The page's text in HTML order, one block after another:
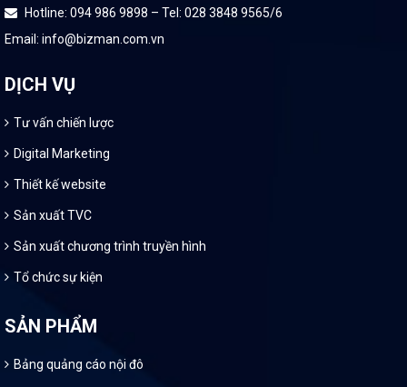
Hotline: 094 986 9898 – Tel: 028 3848 9565/6
Email: info@bizman.com.vn
DỊCH VỤ
Tư vấn chiến lược
Digital Marketing
Thiết kế website
Sản xuất TVC
Sản xuất chương trình truyền hình
Tổ chức sự kiện
SẢN PHẨM
Bảng quảng cáo nội đô